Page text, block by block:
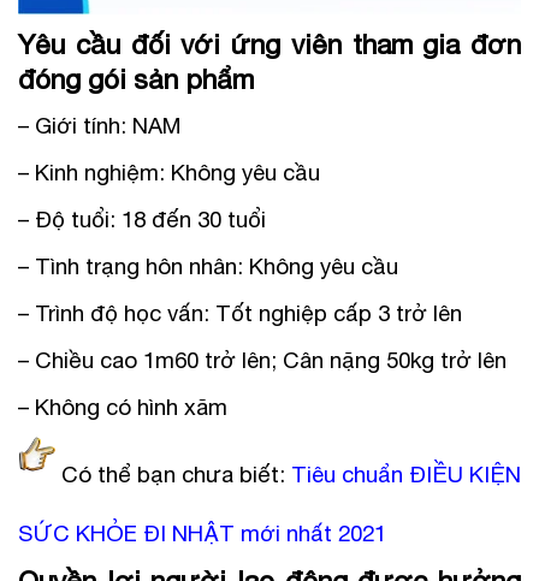
Yêu cầu đối với ứng viên tham gia đơn
đóng gói sản phẩm
– Giới tính: NAM
– Kinh nghiệm: Không yêu cầu
– Độ tuổi: 18 đến 30 tuổi
– Tình trạng hôn nhân: Không yêu cầu
– Trình độ học vấn: Tốt nghiệp cấp 3 trở lên
– Chiều cao 1m60 trở lên; Cân nặng 50kg trở lên
– Không có hình xăm
Có thể bạn chưa biết: Tiêu chuẩn ĐIỀU KIỆN
SỨC KHỎE ĐI NHẬT mới nhất 2021